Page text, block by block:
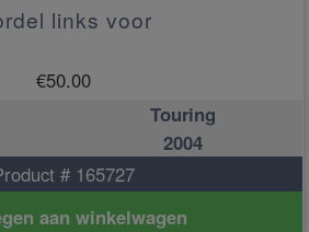
links voor
€50.00
Touring
2004
# 165727
aan winkelwagen